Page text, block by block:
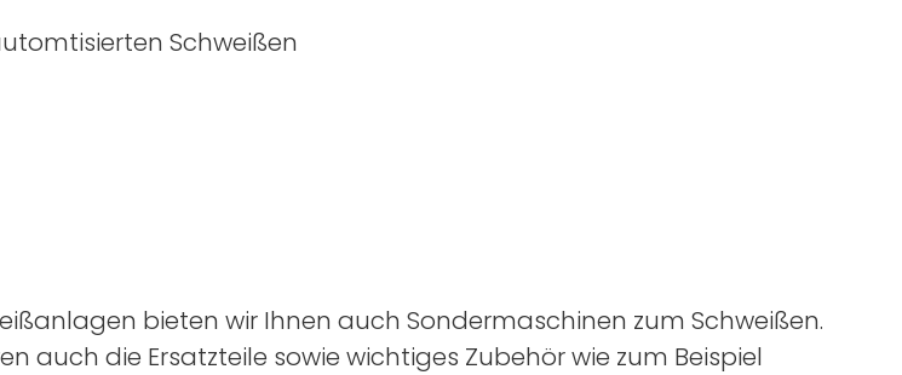
Schweißen
bieten wir Ihnen auch Sondermaschinen zum Schweißen.
auch die Ersatzteile sowie wichtiges Zubehör wie zum Beispiel